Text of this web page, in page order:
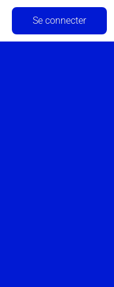
Se connecter